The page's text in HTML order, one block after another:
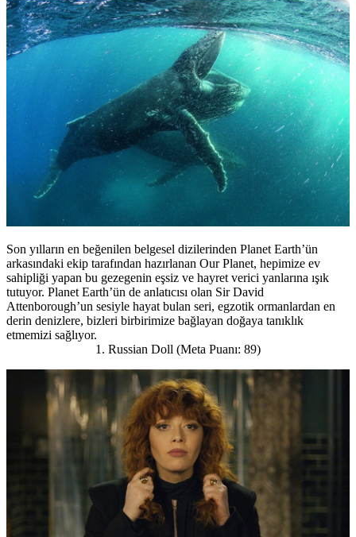
Son yılların en beğenilen belgesel dizilerinden Planet Earth’ün
arkasındaki ekip tarafından hazırlanan Our Planet, hepimize ev
sahipliği yapan bu gezegenin eşsiz ve hayret verici yanlarına ışık
tutuyor. Planet Earth’ün de anlatıcısı olan Sir David
Attenborough’un sesiyle hayat bulan seri, egzotik ormanlardan en
derin denizlere, bizleri birbirimize bağlayan doğaya tanıklık
etmemizi sağlıyor.
1. Russian Doll (Meta Puanı: 89)